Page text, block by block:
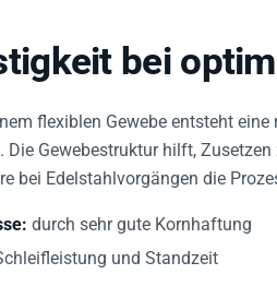
bei
flexiblen Gewebe entsteht
Gewebestruktur hilft, Zusetzen
bei Edelstahlvorgängen die
durch sehr gute Kornhaftung
und Standzeit